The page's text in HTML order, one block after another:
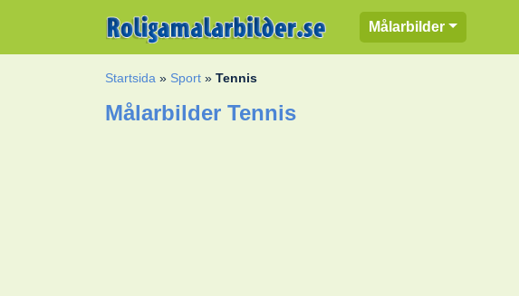
Målarbilder
Startsida » Sport »Tennis
Målarbilder Tennis